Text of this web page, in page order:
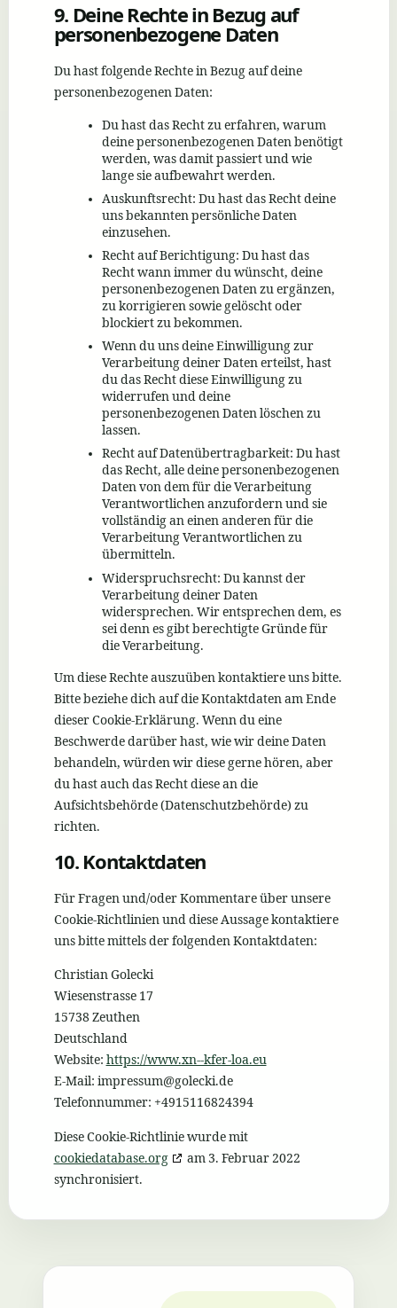
9. Deine Rechte in Bezug auf
personenbezogene Daten
Du hast folgende Rechte in Bezug auf deine
personenbezogenen Daten:
Du hast das Recht zu erfahren, warum
deine personenbezogenen Daten benötigt
werden, was damit passiert und wie
lange sie aufbewahrt werden.
Auskunftsrecht: Du hast das Recht deine
uns bekannten persönliche Daten
einzusehen.
Recht auf Berichtigung: Du hast das
Recht wann immer du wünscht, deine
personenbezogenen Daten zu ergänzen,
zu korrigieren sowie gelöscht oder
blockiert zu bekommen.
Wenn du uns deine Einwilligung zur
Verarbeitung deiner Daten erteilst, hast
du das Recht diese Einwilligung zu
widerrufen und deine
personenbezogenen Daten löschen zu
lassen.
Recht auf Datenübertragbarkeit: Du hast
das Recht, alle deine personenbezogenen
Daten von dem für die Verarbeitung
Verantwortlichen anzufordern und sie
vollständig an einen anderen für die
Verarbeitung Verantwortlichen zu
übermitteln.
Widerspruchsrecht: Du kannst der
Verarbeitung deiner Daten
widersprechen. Wir entsprechen dem, es
sei denn es gibt berechtigte Gründe für
die Verarbeitung.
Um diese Rechte auszuüben kontaktiere uns bitte.
Bitte beziehe dich auf die Kontaktdaten am Ende
dieser Cookie-Erklärung. Wenn du eine
Beschwerde darüber hast, wie wir deine Daten
behandeln, würden wir diese gerne hören, aber
du hast auch das Recht diese an die
Aufsichtsbehörde (Datenschutzbehörde) zu
richten.
10. Kontaktdaten
Für Fragen und/oder Kommentare über unsere
Cookie-Richtlinien und diese Aussage kontaktiere
uns bitte mittels der folgenden Kontaktdaten:
Christian Golecki
Wiesenstrasse 17
15738 Zeuthen
Deutschland
Website: https://www.xn--kfer-loa.eu
E-Mail: impressum@golecki.de
Telefonnummer: +4915116824394
Diese Cookie-Richtlinie wurde mit
cookiedatabase.org
am 3. Februar 2022
synchronisiert.